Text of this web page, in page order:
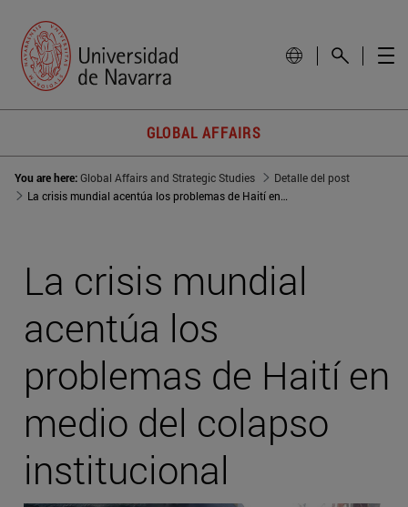
GLOBAL AFFAIRS
You are here:Global Affairs and Strategic Studies
Detalle del post
La crisis mundial acentúa los problemas de Haití en medio del colapso institucional
La crisis mundial
acentúa los
problemas de Haití en
medio del colapso
institucional